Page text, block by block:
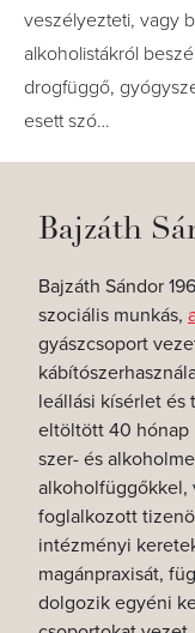
veszélyezteti, vagy
alkoholistákról
drogfüggő,
esett szó…
Bajzáth
Bajzáth Sándor
szociális munkás,
gyászcsoport
leállási kísérlet
eltöltött 40 hónap
szer- és
alkoholfüggőkkel,
foglalkozott
intézményi
magánpraxisát,
dolgozik egyéni